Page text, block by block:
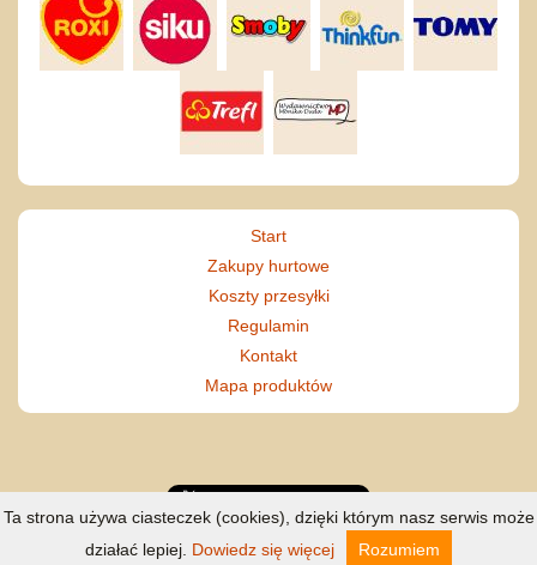
Ta strona używa ciasteczek (cookies), dzięki którym nasz serwis może
działać lepiej. Dowiedz się więcej Rozumiem
Start
Zakupy hurtowe
Koszty przesyłki
Regulamin
Kontakt
Mapa produktów